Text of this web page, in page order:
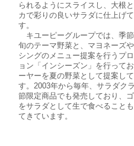
られるようにスライスし、大根
カで彩りの良いサラダに仕上げ
す。
キユーピーグループでは、季
旬のテーマ野菜と、マヨネーズ
シングのメニュー提案を行うプ
ョン「インシーズン」を行って
ーヤーを夏の野菜として提案し
す。2003年から毎年、サラダク
節限定商品でも発売しており、
をサラダとして生で食べること
てきています。